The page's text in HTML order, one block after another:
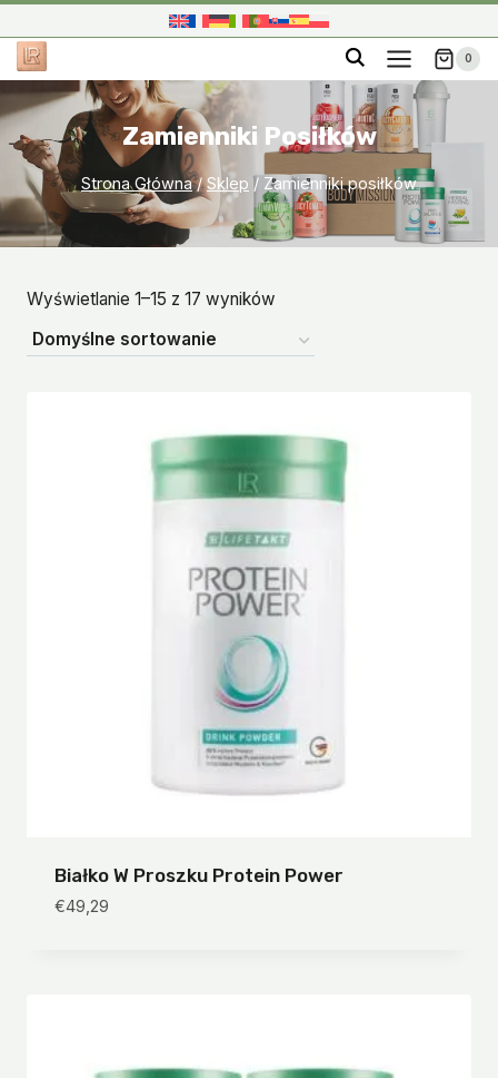
do
treści
0
Zamienniki Posiłków
Strona Główna / Sklep / Zamienniki posiłków
Wyświetlanie 1–15 z 17 wyników
Białko W Proszku Protein Power
€49,29